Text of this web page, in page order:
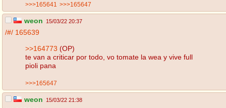
>>>165641 >>>165647
weon 15/03/22 20:37
/#/ 165639
>>164773 (OP)
te van a criticar por todo, vo tomate la wea y vive full
pioli pana
>>>165647
weon 15/03/22 21:38